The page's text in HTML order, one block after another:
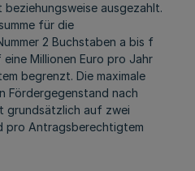
ausgezahlt.
für die
2 Buchstaben a bis f
Millionen Euro pro Jahr
begrenzt. Die maximale
Fördergegenstand nach
grundsätzlich auf zwei
pro Antragsberechtigtem